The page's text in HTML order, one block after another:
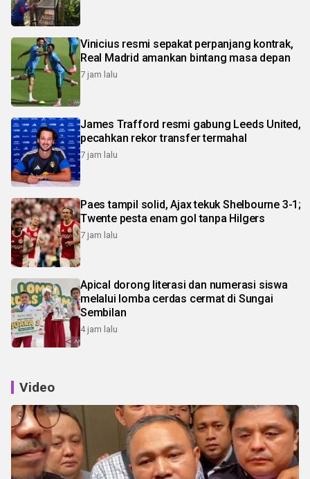
Vinicius resmi sepakat perpanjang kontrak,
Real Madrid amankan bintang masa depan
7 jam lalu
James Trafford resmi gabung Leeds United,
pecahkan rekor transfer termahal
7 jam lalu
Paes tampil solid, Ajax tekuk Shelbourne 3-1;
Twente pesta enam gol tanpa Hilgers
7 jam lalu
Apical dorong literasi dan numerasi siswa
melalui lomba cerdas cermat di Sungai
Sembilan
4 jam lalu
Video